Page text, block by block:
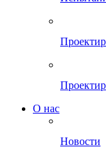
О нас
Новости